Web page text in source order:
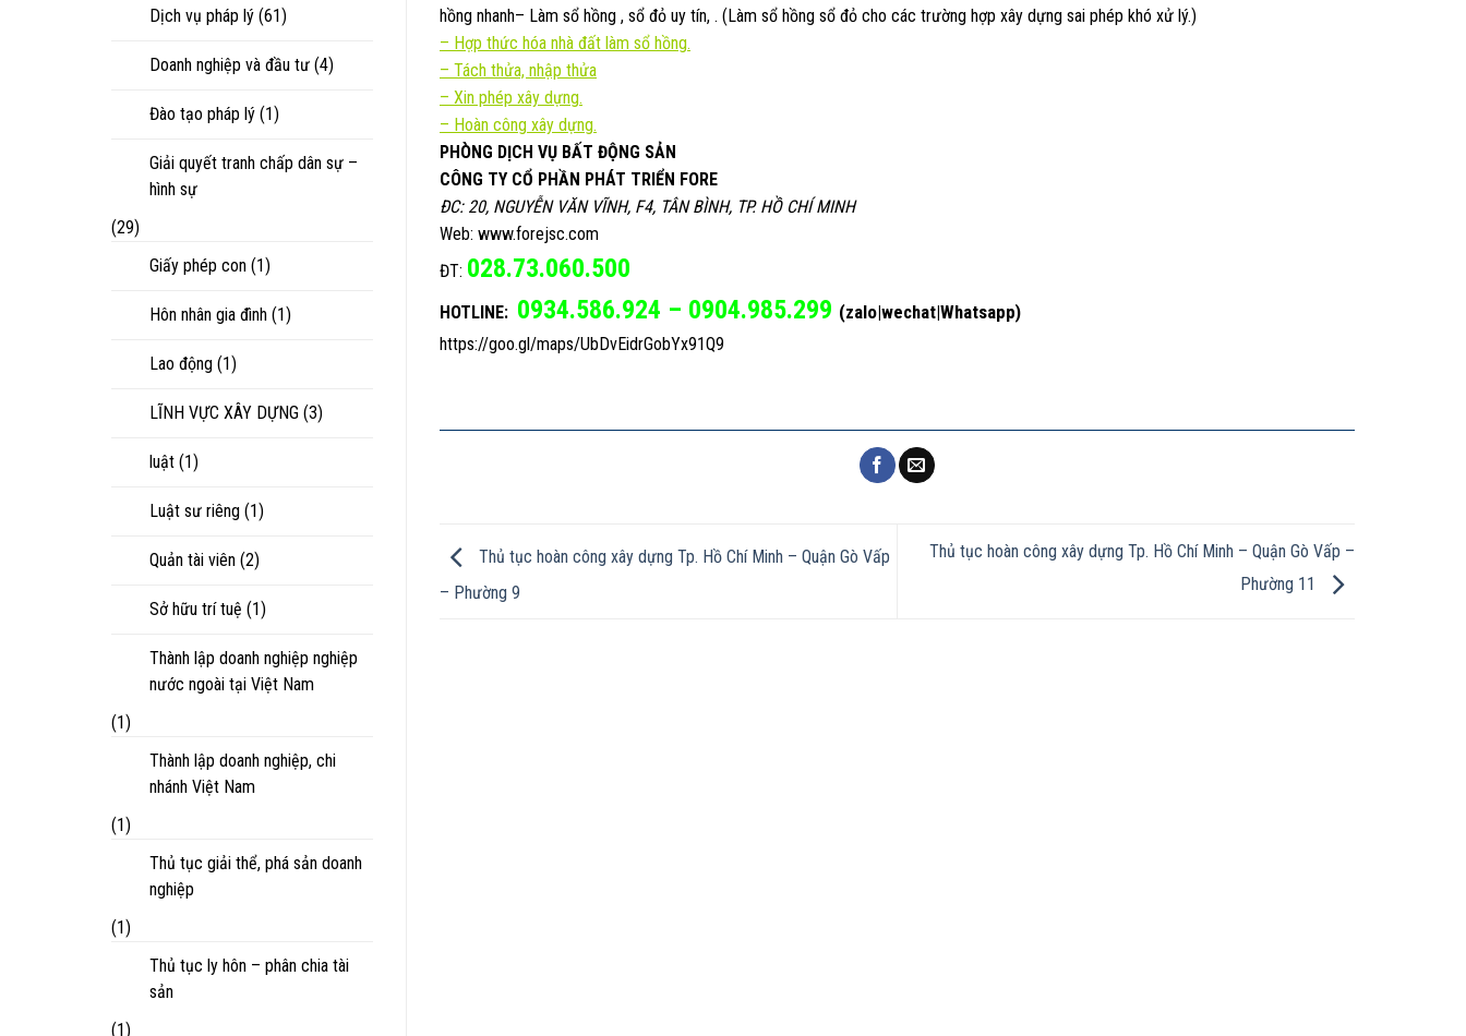
Dịch vụ pháp lý (61)
Doanh nghiệp và đầu tư (4)
Đào tạo pháp lý (1)
Giải quyết tranh chấp dân sự –
hình sự
(29)
Giấy phép con (1)
Hôn nhân gia đình (1)
Lao động (1)
LĨNH VỰC XÂY DỰNG (3)
luật (1)
Luật sư riêng (1)
Quản tài viên (2)
Sở hữu trí tuệ (1)
Thành lập doanh nghiệp nghiệp
nước ngoài tại Việt Nam
(1)
Thành lập doanh nghiệp, chi
nhánh Việt Nam
(1)
Thủ tục giải thể, phá sản doanh
nghiệp
(1)
Thủ tục ly hôn – phân chia tài
sản
(1)
hồng nhanh– Làm sổ hồng , sổ đỏ uy tín, . (Làm sổ hồng sổ đỏ cho các trường hợp xây dựng sai phép khó xử lý.)
– Hợp thức hóa nhà đất làm sổ hồng.
– Tách thửa, nhập thửa
– Xin phép xây dựng.
– Hoàn công xây dựng.
PHÒNG DỊCH VỤ BẤT ĐỘNG SẢN
CÔNG TY CỔ PHẦN PHÁT TRIỂN FORE
ĐC: 20, NGUYỄN VĂN VĨNH, F4, TÂN BÌNH, TP. HỒ CHÍ MINH
Web: www.forejsc.com
ĐT: 028.73.060.500
HOTLINE: 0934.586.924 – 0904.985.299 (zalo|wechat|Whatsapp)
https://goo.gl/maps/UbDvEidrGobYx91Q9
Thủ tục hoàn công xây dựng Tp. Hồ Chí Minh – Quận Gò Vấp
– Phường 9
Thủ tục hoàn công xây dựng Tp. Hồ Chí Minh – Quận Gò Vấp –
Phường 11